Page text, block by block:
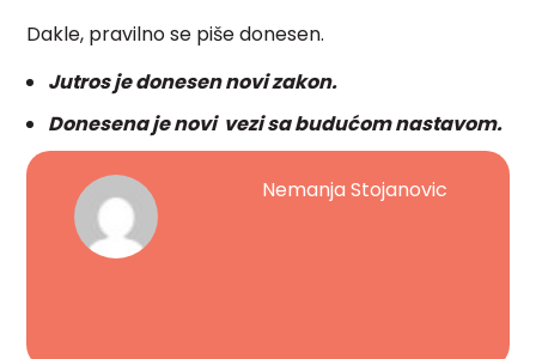
Dakle, pravilno se piše donesen.
Jutros je donesen novi zakon.
Donesena je novi vezi sa budućom nastavom.
Nemanja Stojanovic